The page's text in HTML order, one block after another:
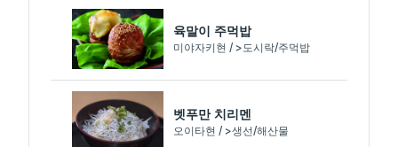
육말이 주먹밥
미야자키현 / >도시락/주먹밥
벳푸만 치리멘
오이타현 / >생선/해산물